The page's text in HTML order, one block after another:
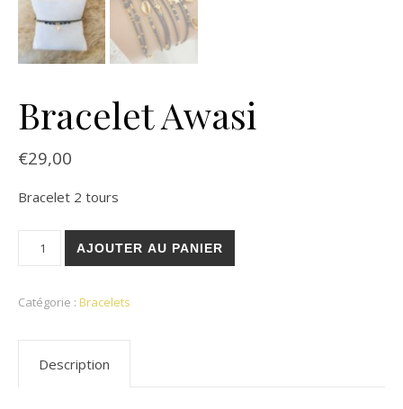
Bracelet Awasi
€29,00
Bracelet 2 tours
quantité de Bracelet Awasi
AJOUTER AU PANIER
Catégorie : Bracelets
Description